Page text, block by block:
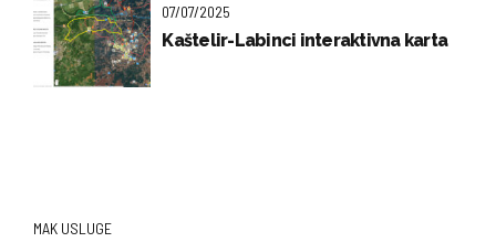
07/07/2025
Kaštelir-Labinci interaktivna karta
MAK USLUGE